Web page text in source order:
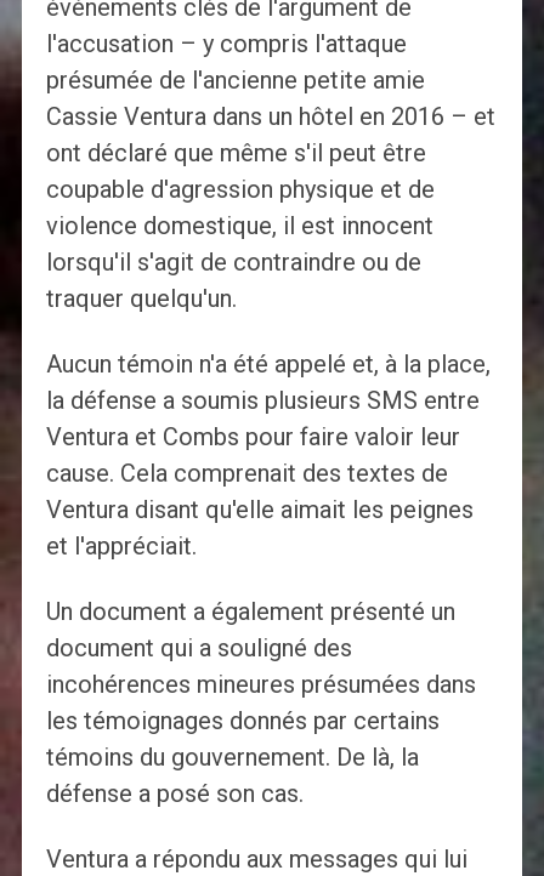
événements clés de l'argument de
l'accusation – y compris l'attaque
présumée de l'ancienne petite amie
Cassie Ventura dans un hôtel en 2016 – et
ont déclaré que même s'il peut être
coupable d'agression physique et de
violence domestique, il est innocent
lorsqu'il s'agit de contraindre ou de
traquer quelqu'un.
Aucun témoin n'a été appelé et, à la place,
la défense a soumis plusieurs SMS entre
Ventura et Combs pour faire valoir leur
cause. Cela comprenait des textes de
Ventura disant qu'elle aimait les peignes
et l'appréciait.
Un document a également présenté un
document qui a souligné des
incohérences mineures présumées dans
les témoignages donnés par certains
témoins du gouvernement. De là, la
défense a posé son cas.
Ventura a répondu aux messages qui lui